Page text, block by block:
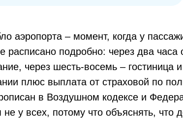
аэропорта – момент, когда у
расписано подробно: через два
через шесть-восемь –
плюс выплата от страховой по
в Воздушном кодексе и
не у всех, потому что объяснять, что